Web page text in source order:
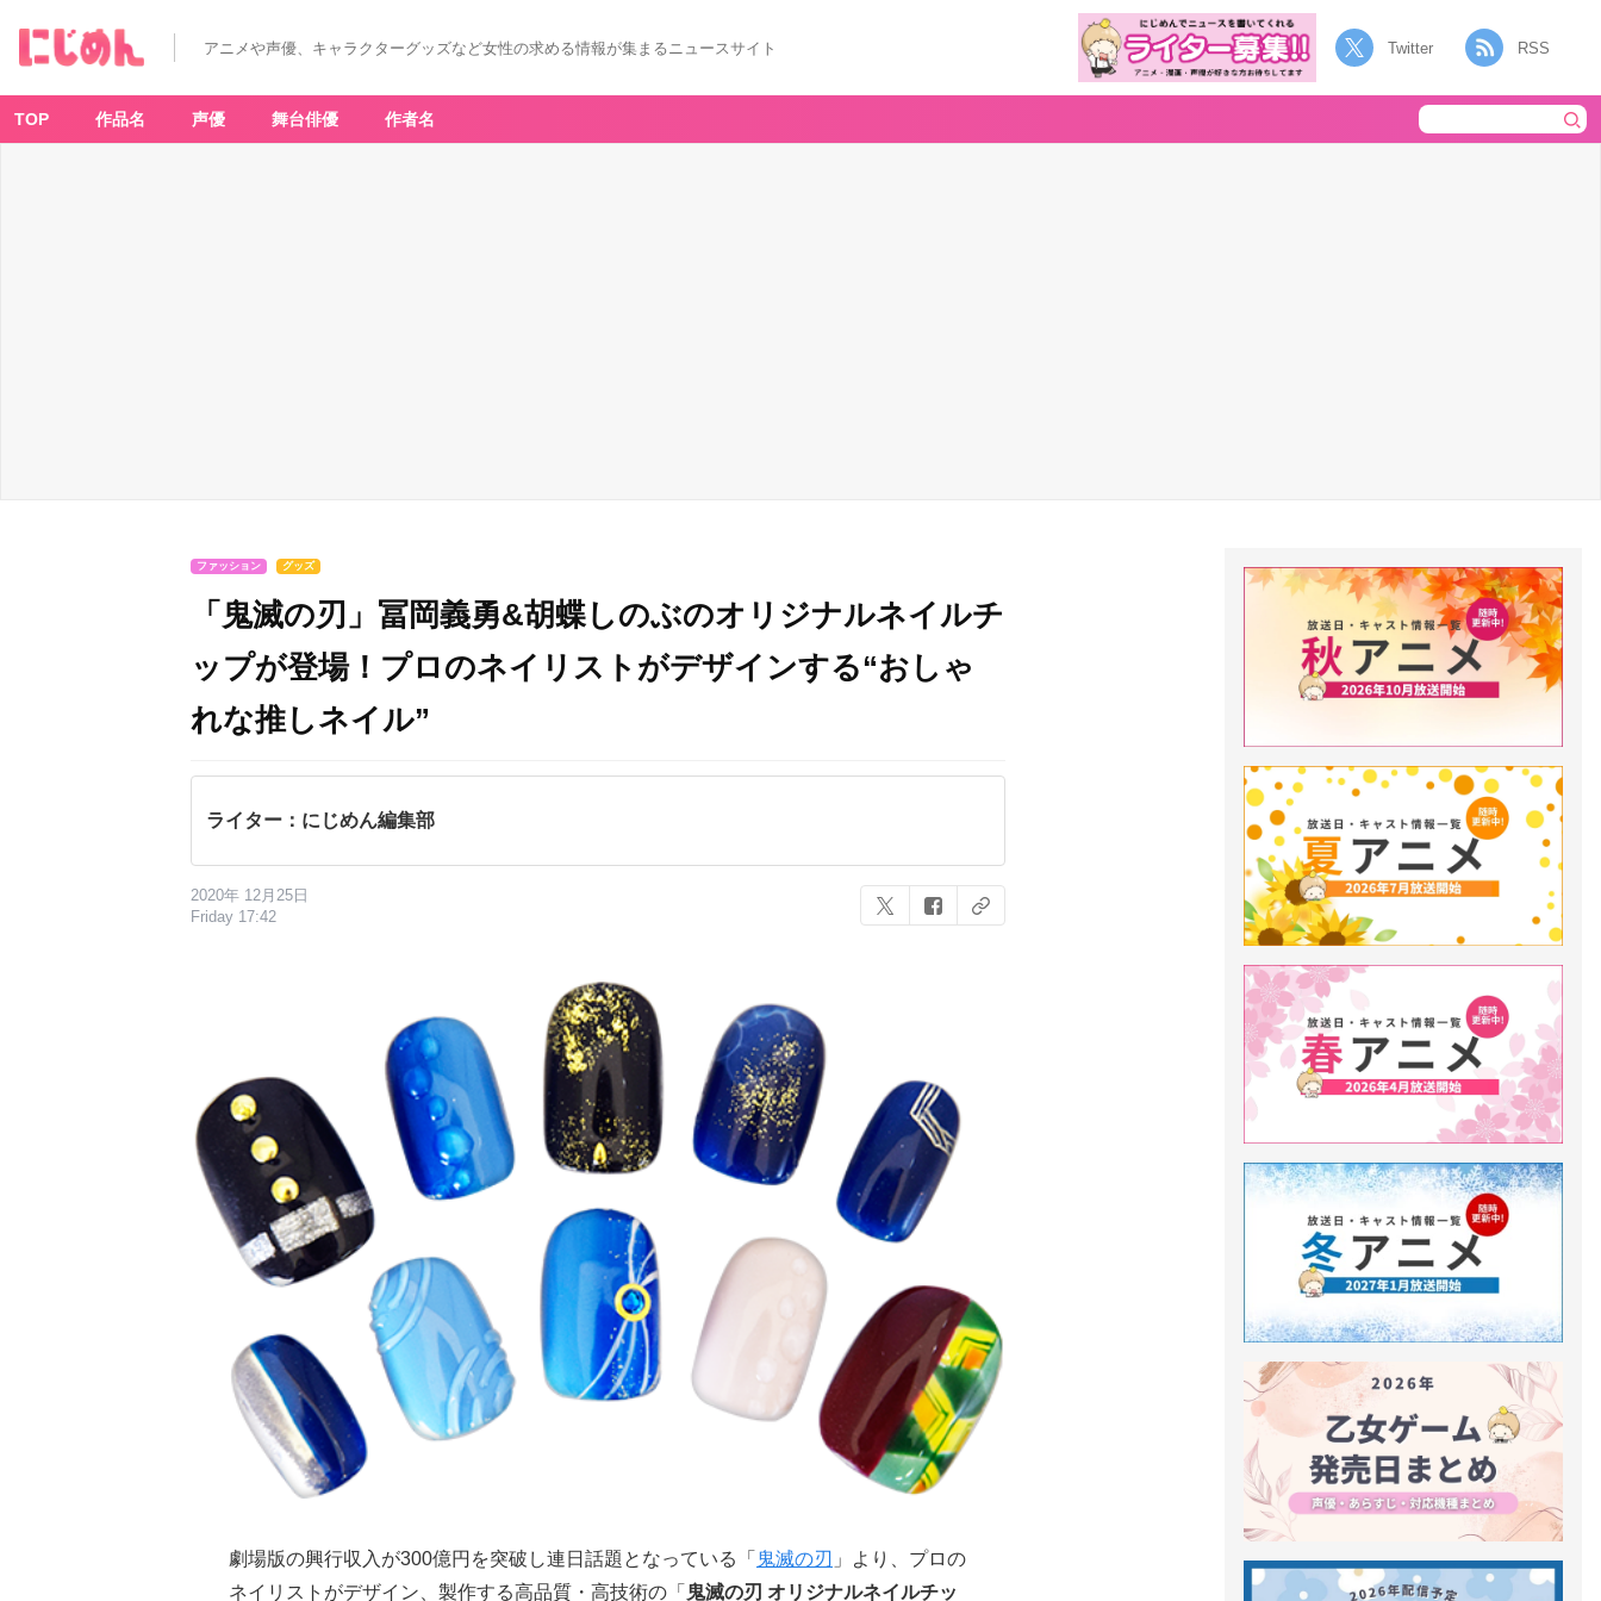
アニメや声優、キャラクターグッズなど女性の求める情報が集まるニュースサイト Twitter RSS
TOP 作品名 声優 舞台俳優 作者名
ファッション グッズ
「鬼滅の刃」冨岡義勇&胡蝶しのぶのオリジナルネイルチ
ップが登場！プロのネイリストがデザインする“おしゃ
れな推しネイル”
ライター：にじめん編集部
2020年 12月25日
Friday 17:42
劇場版の興行収入が300億円を突破し連日話題となっている「 鬼滅の刃 」より、プロの
ネイリストがデザイン、製作する高品質・高技術の「 鬼滅の刃 オリジナルネイルチッ